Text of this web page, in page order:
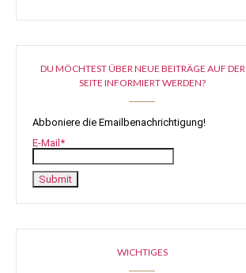
DU MÖCHTEST ÜBER NEUE BEITRÄGE AUF DER
SEITE INFORMIERT WERDEN?
Abboniere die Emailbenachrichtigung!
E-Mail*
WICHTIGES